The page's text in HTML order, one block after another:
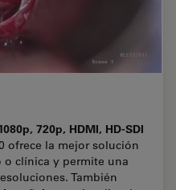
720p, HDMI, HD-SDI
ofrece la mejor solución
clínica y permite una
También